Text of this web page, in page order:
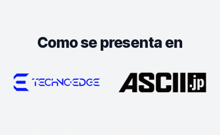
Como se presenta en